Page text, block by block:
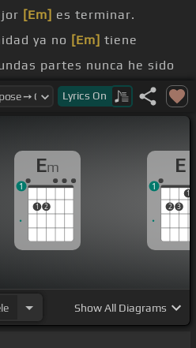
[Em] es terminar.
ya no [Em] tiene
partes nunca he sido
su camino me voy de tu
[D]
a quien
me guste
sin medida, quiero
que[Em]tu ya no estás.
Lyrics On
Em
1 2
1
E
2 3
1
1
ShowAll Diagrams